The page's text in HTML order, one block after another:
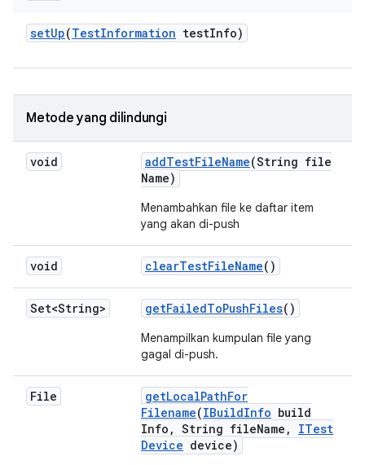
setUp(TestInformation testInfo)
Metode yang dilindungi
void addTestFileName(String file
Name)
Menambahkan file ke daftar item
yang akan di-push
void clearTestFileName()
Set<String> getFailedToPushFiles()
Menampilkan kumpulan file yang
gagal di-push.
File getLocalPathFor
Filename(IBuildInfo build
Info , String fileName ,
ITest
Device device)